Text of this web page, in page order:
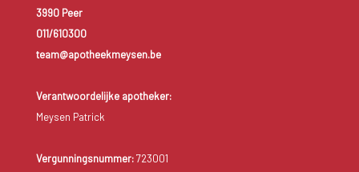
3990 Peer
011/610300
team@apotheekmeysen.be
Verantwoordelijke apotheker:
Meysen Patrick
Vergunningsnummer:723001